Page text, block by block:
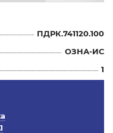
ПДРК.741120.100
ОЗНА-ИС
1